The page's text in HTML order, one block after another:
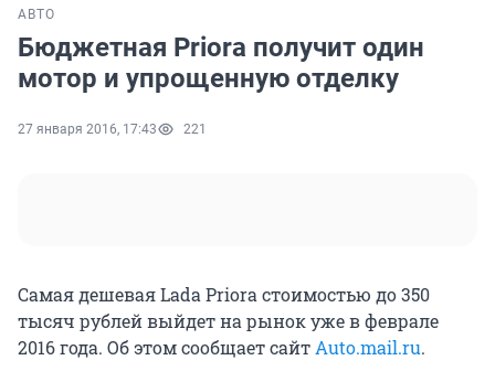
АВТО
Бюджетная Priora получит один
мотор и упрощенную отделку
27 января 2016, 17:43 221
Самая дешевая Lada Priora стоимостью до 350
тысяч рублей выйдет на рынок уже в феврале
2016 года. Об этом сообщает сайт Аuto.mail.ru.